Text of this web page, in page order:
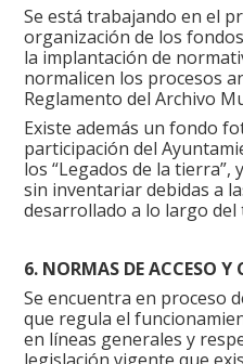
Se está trabajando en el
organización de los
la implantación de
normalicen los procesos
Reglamento del Archivo
Existe además un fondo
participación del
los “Legados de la
sin inventariar debidas a
desarrollado a lo largo del
6. NORMAS DE ACCESO Y
Se encuentra en proceso
que regula el
en líneas generales y
legislación vigente que